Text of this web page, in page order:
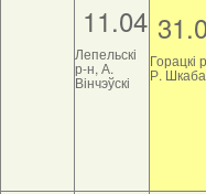
11.04
Лепельскі
р-н, А.
Вінчэўскі
Горацкі
Р.